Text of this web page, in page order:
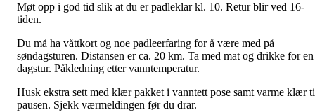
Møt opp i god tid slik at du er padleklar kl. 10. Retur blir ved 16-
tiden.
Du må ha våttkort og noe padleerfaring for å være med på
søndagsturen. Distansen er ca. 20 km. Ta med mat og drikke for en
dagstur. Påkledning etter vanntemperatur.
Husk ekstra sett med klær pakket i vanntett pose samt varme klær
pausen. Sjekk værmeldingen før du drar.